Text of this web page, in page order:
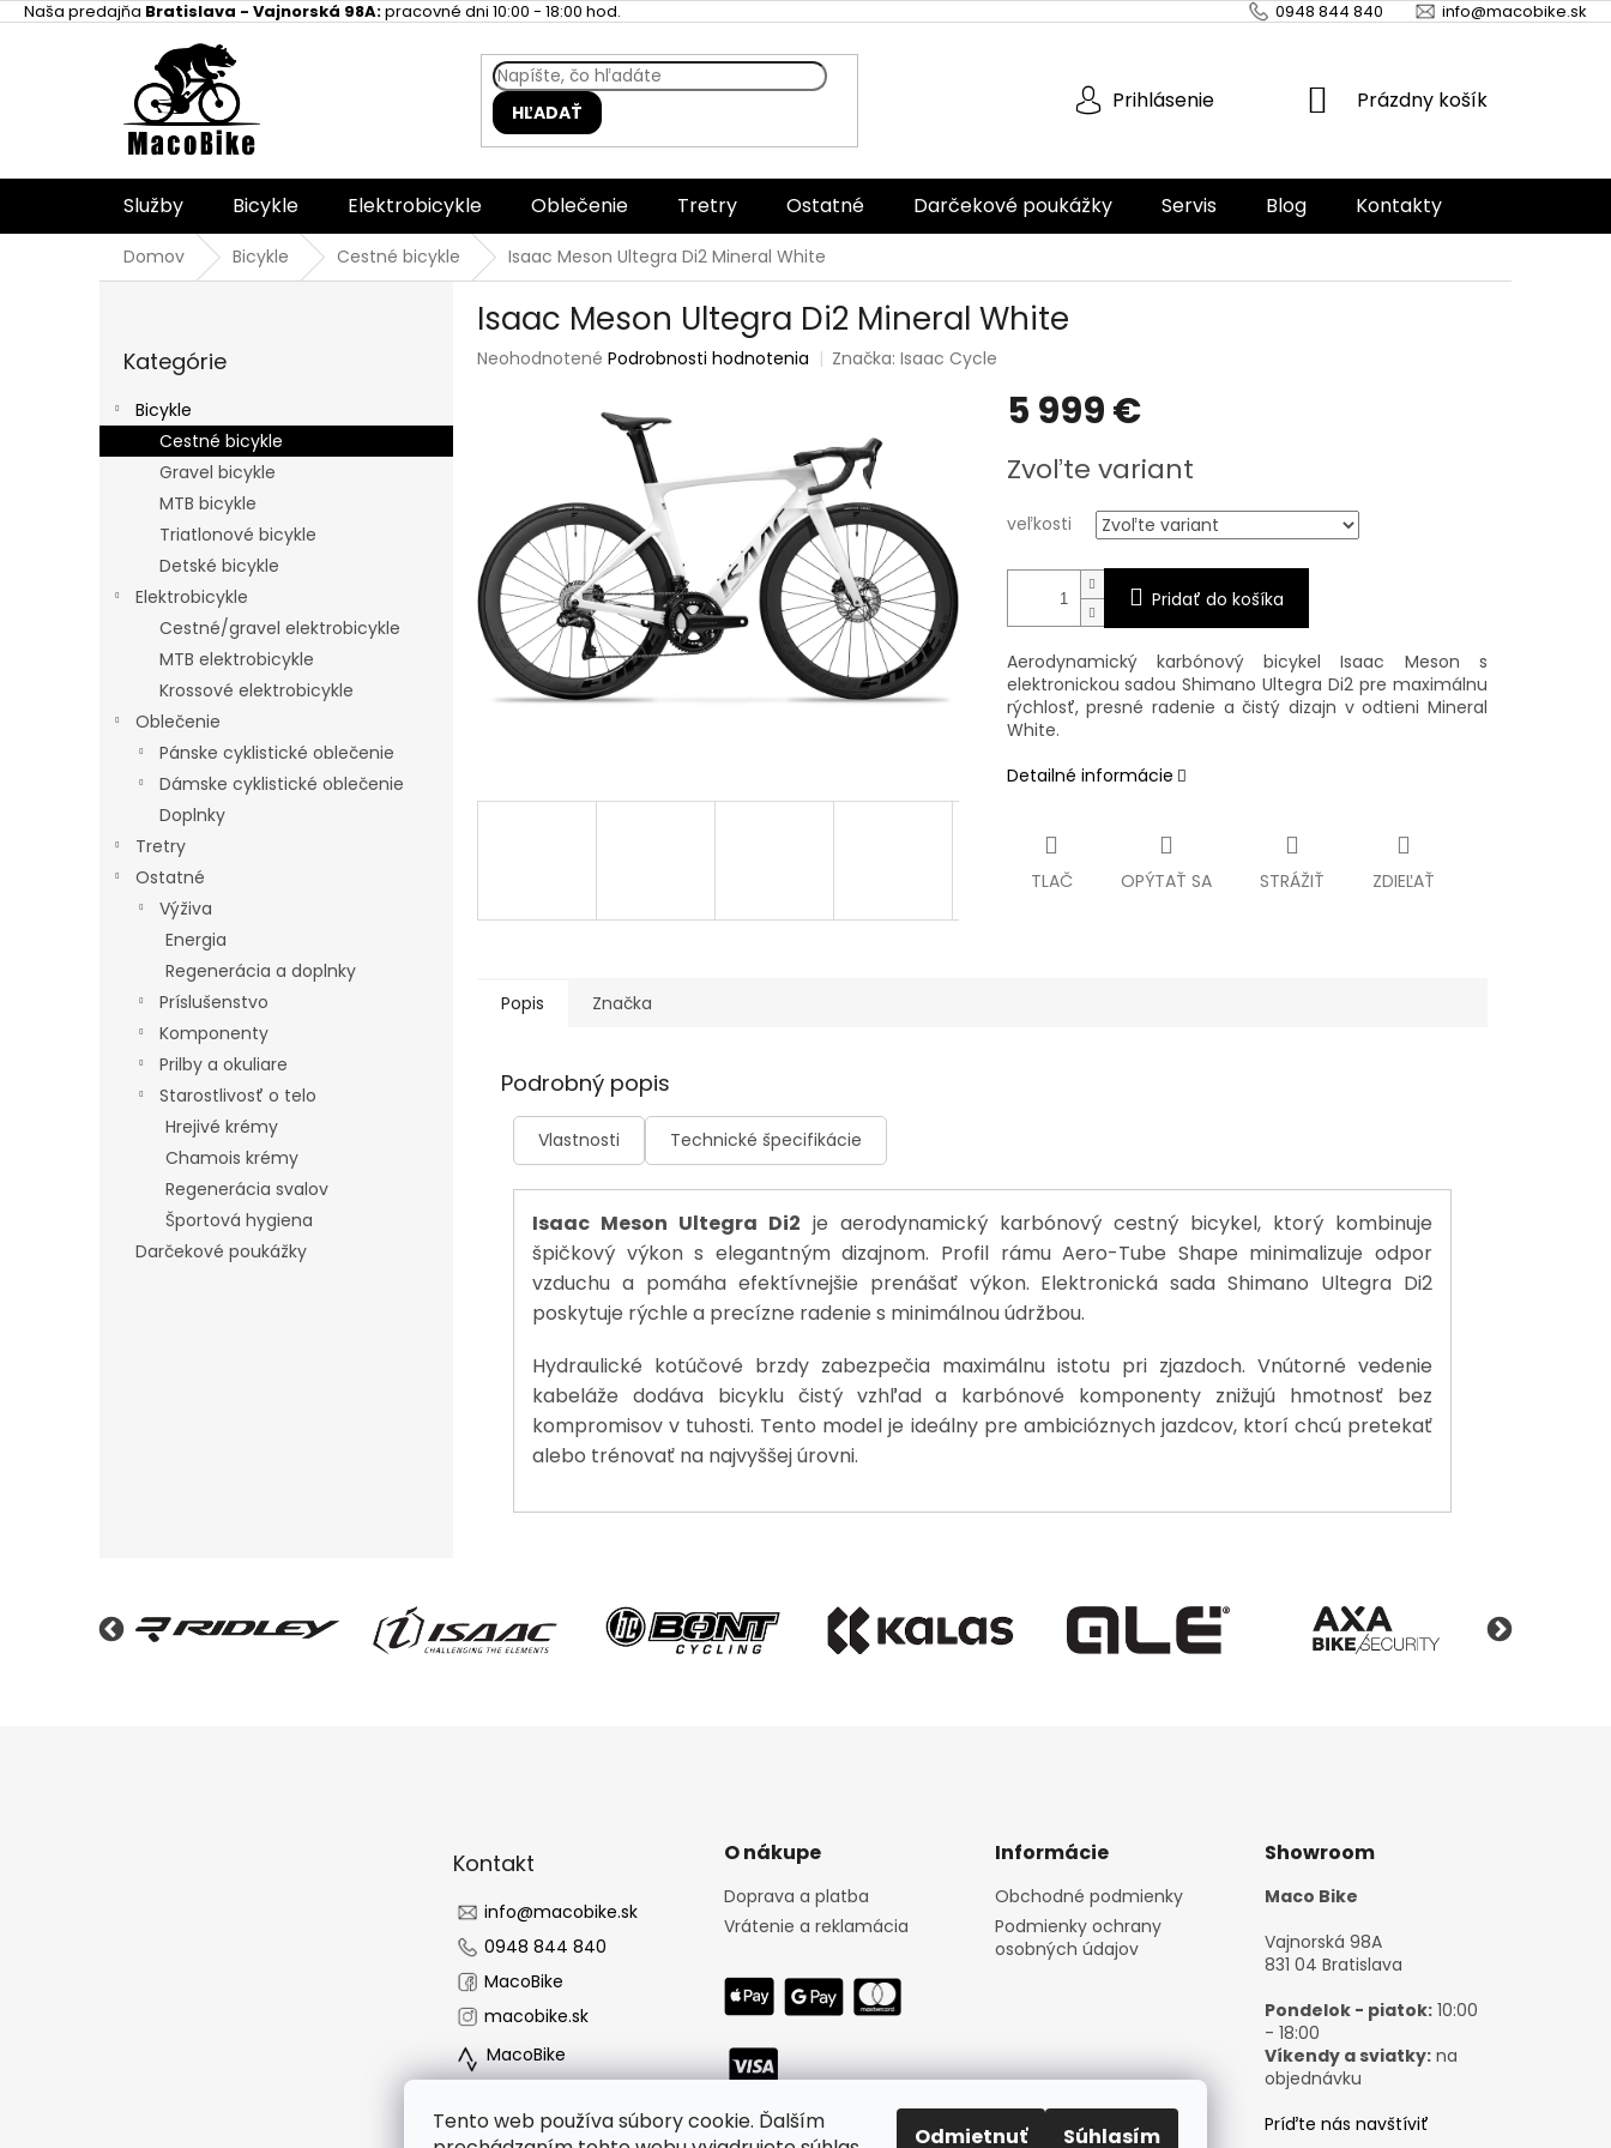
Tento web používa súbory cookie. Ďalším
Odmietnuť Súhlasím
PrejsťNaša predajňa Bratislava - Vajnorská 98A:pracovné dni 10:00 - 18:00 hod. 0948 844 840 info@macobike.sk
HĽADAŤ Prihlásenie
NÁKUPNÝ
Prázdny košík
Služby Bicykle Elektrobicykle Oblečenie Tretry Ostatné Darčekové poukážky Servis Blog Kontakty
Domov Bicykle Cestné bicykle Isaac Meson Ultegra Di2 Mineral White
p
a
kategórie
Kategórie
Bicykle
Cestné bicykle
Gravel bicykle
MTB bicykle
Triatlonové bicykle
Detské bicykle
Elektrobicykle
Cestné/gravel elektrobicykle
MTB elektrobicykle
Krossové elektrobicykle
Oblečenie
Pánske cyklistické oblečenie
Dámske cyklistické oblečenie
Doplnky
Tretry
Ostatné
Výživa
Energia
Regenerácia a doplnky
Príslušenstvo
Komponenty
Prilby a okuliare
Starostlivosť o telo
Hrejivé krémy
Chamois krémy
Regenerácia svalov
Športová hygiena
Darčekové poukážky
Isaac Meson Ultegra Di2 Mineral White
Priemerné
hviezdičiek.
Neohodnotené Podrobnosti hodnotenia Značka:Isaac Cycle
5 999 €
cena:
Zvoľte variant
veľkosti
Pridať do košíka
Aerodynamický karbónový bicykel Isaac Meson s
elektronickou sadou Shimano Ultegra Di2 pre maximálnu
rýchlosť, presné radenie a čistý dizajn v odtieni Mineral
White.
Detailné informácie
TLAČ OPÝTAŤ SA STRÁŽIŤ ZDIEĽAŤ
Popis Značka
Podrobný popis
Vlastnosti Technické špecifikácie
Isaac Meson Ultegra Di2 je aerodynamický karbónový cestný bicykel, ktorý kombinuje
špičkový výkon s elegantným dizajnom. Profil rámu Aero-Tube Shape minimalizuje odpor
vzduchu a pomáha efektívnejšie prenášať výkon. Elektronická sada Shimano Ultegra Di2
poskytuje rýchle a precízne radenie s minimálnou údržbou.
Hydraulické kotúčové brzdy zabezpečia maximálnu istotu pri zjazdoch. Vnútorné vedenie
kabeláže dodáva bicyklu čistý vzhľad a karbónové komponenty znižujú hmotnosť bez
kompromisov v tuhosti. Tento model je ideálny pre ambicióznych jazdcov, ktorí chcú pretekať
alebo trénovať na najvyššej úrovni.
Kontakt
info@macobike.sk
0948 844 840
MacoBike
macobike.sk
MacoBike
O nákupe
Doprava a platba
Vrátenie a reklamácia
Informácie
Obchodné podmienky
Podmienky ochrany
osobných údajov
Showroom
Maco Bike
Vajnorská 98A
831 04 Bratislava
Pondelok - piatok: 10:00
- 18:00
Víkendy a sviatky: na
objednávku
Príďte nás navštíviť